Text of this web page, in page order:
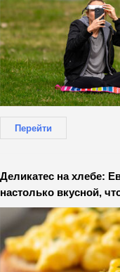
Перейти
Деликатес на хлебе:
настолько вкусной,